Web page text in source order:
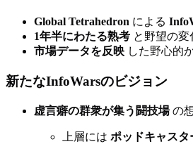
Global Tetrahedron による
1年半にわたる熟考 と野望の変
市場データを反映 した野心的
新たなInfoWarsのビジョン
虚言癖の群衆が集う闘技場の
上層には ポッドキャスタ